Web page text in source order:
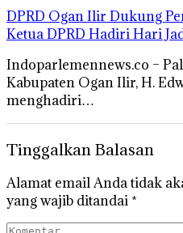
DPRD Ogan Ilir Dukung
Ketua DPRD Hadiri Hari
Indoparlemennews.co –
Kabupaten Ogan Ilir, H.
menghadiri…
Tinggalkan Balasan
Alamat email Anda tidak
yang wajib ditandai *